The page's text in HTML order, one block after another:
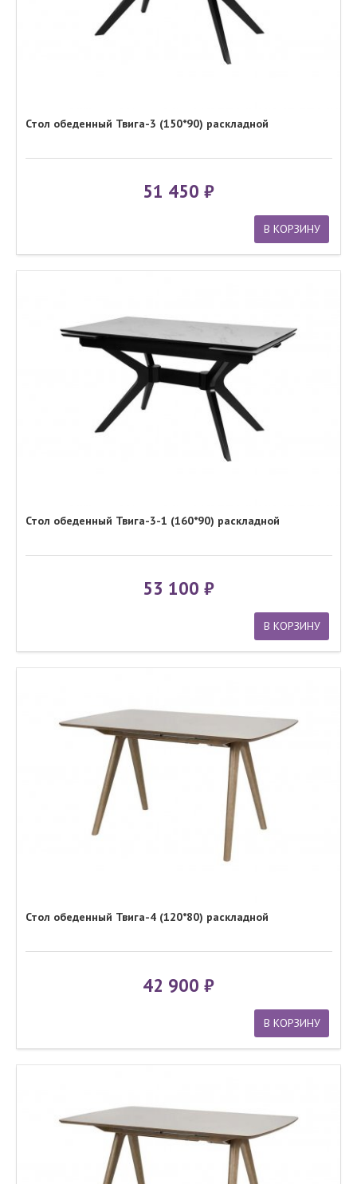
Стол обеденный Твига-3 (150*90) раскладной
51 450
В КОРЗИНУ
Стол обеденный Твига-3-1 (160*90) раскладной
53 100
В КОРЗИНУ
Стол обеденный Твига-4 (120*80) раскладной
42 900
В КОРЗИНУ